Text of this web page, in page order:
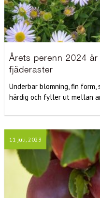
Årets perenn 2024 är
fjäderaster
Underbar blomning, fin
härdig och fyller ut mellan
11 juli, 2023